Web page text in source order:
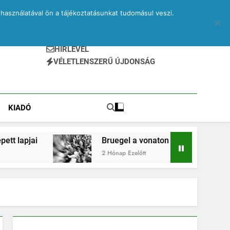
HÍRLEVÉL
VÉLETLENSZERŰ ÚJDONSÁG
KIADÓ
Bruegel a vonaton – egy elveszett jegyzetfüzet
2 Hónap Ezelőtt
ön a tájékoztatásunkat tudomásul veszi.